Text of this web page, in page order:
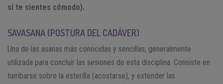
si te sientes cómodo).
SAVASANA (POSTURA DEL CADÁVER)
Una de las asanas más conocidas y sencillas, generalmente
utilizada para concluir las sesiones de esta disciplina. Consiste en
tumbarse sobre la esterilla (acostarse), y extender las